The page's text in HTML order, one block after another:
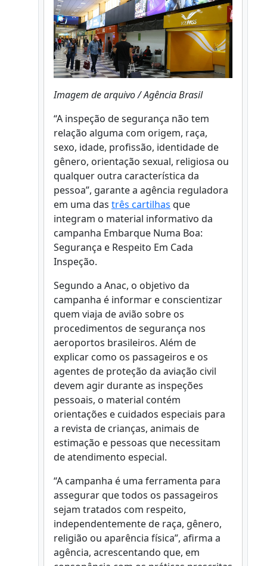
Imagem de arquivo / Agência Brasil
“A inspeção de segurança não tem
relação alguma com origem, raça,
sexo, idade, profissão, identidade de
gênero, orientação sexual, religiosa ou
qualquer outra característica da
pessoa”, garante a agência reguladora
em uma das três cartilhas que
integram o material informativo da
campanha Embarque Numa Boa:
Segurança e Respeito Em Cada
Inspeção.
Segundo a Anac, o objetivo da
campanha é informar e conscientizar
quem viaja de avião sobre os
procedimentos de segurança nos
aeroportos brasileiros. Além de
explicar como os passageiros e os
agentes de proteção da aviação civil
devem agir durante as inspeções
pessoais, o material contém
orientações e cuidados especiais para
a revista de crianças, animais de
estimação e pessoas que necessitam
de atendimento especial.
“A campanha é uma ferramenta para
assegurar que todos os passageiros
sejam tratados com respeito,
independentemente de raça, gênero,
religião ou aparência física”, afirma a
agência, acrescentando que, em